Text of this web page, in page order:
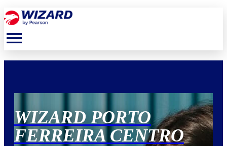
menu
WIZARD PORTO
FERREIRA CENTRO